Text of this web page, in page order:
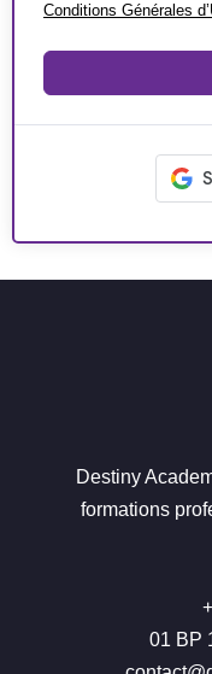
Conditions Générales
Destiny
formations
01 BP